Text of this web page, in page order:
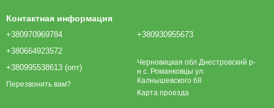
Контактная информация
+380970969784
+380664923572
+380995538613 (опт)
Перезвонить вам?
+380930955673
Черновицкая обл Днестровский р-
н с. Романковцы ул.
Калнышевского 68
Карта проезда